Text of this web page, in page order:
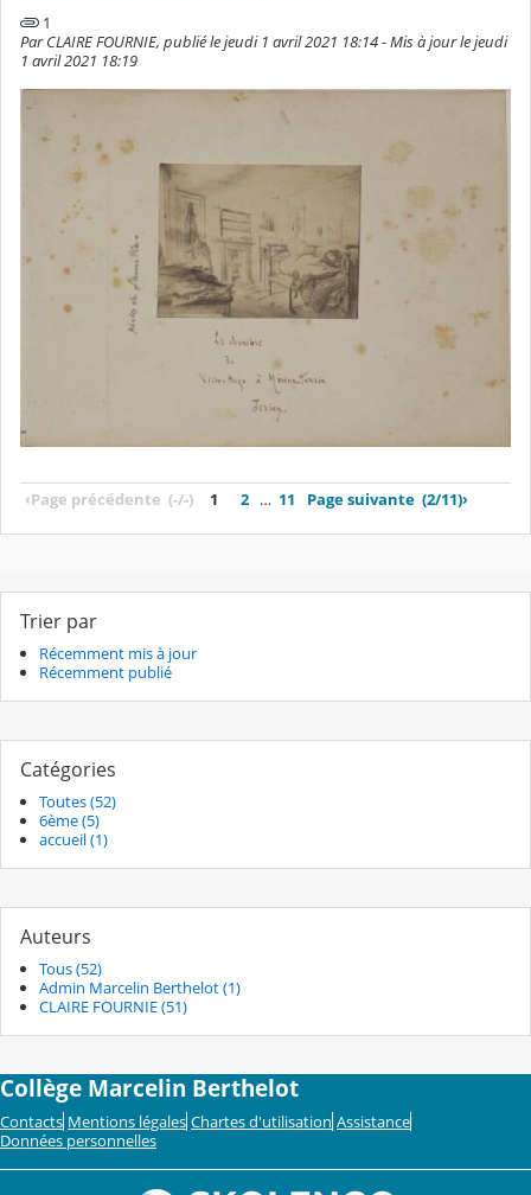
1
Par CLAIRE FOURNIE, publié le jeudi 1 avril 2021 18:14 - Mis à jour le jeudi
1 avril 2021 18:19
‹Page précédente (-/-) 1 2 … 11 Page suivante (2/11)›
Trier par
Récemment mis à jour
Récemment publié
Catégories
Toutes (52)
6ème (5)
accueil (1)
Auteurs
Tous (52)
Admin Marcelin Berthelot (1)
CLAIRE FOURNIE (51)
Collège Marcelin Berthelot
Contacts Mentions légales Chartes d'utilisation Assistance
Données personnelles